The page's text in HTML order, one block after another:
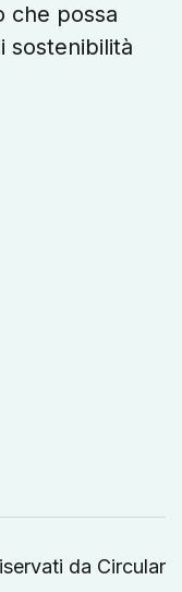
che possa
sostenibilità
da Circular